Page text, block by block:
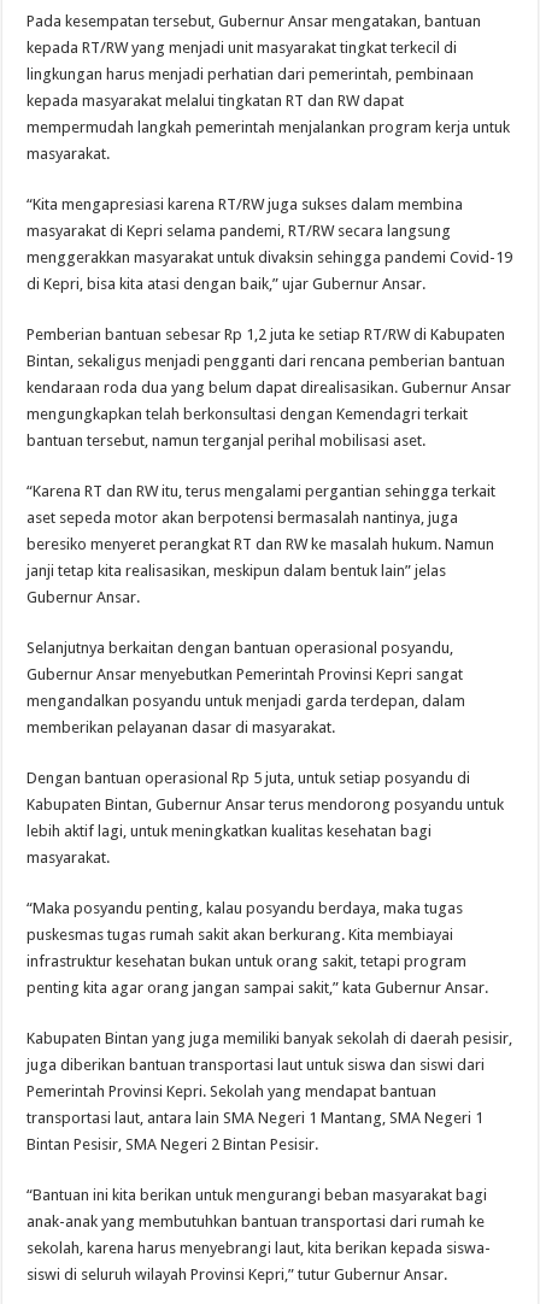
Pada kesempatan tersebut, Gubernur Ansar mengatakan, bantuan
kepada RT/RW yang menjadi unit masyarakat tingkat terkecil di
lingkungan harus menjadi perhatian dari pemerintah, pembinaan
kepada masyarakat melalui tingkatan RT dan RW dapat
mempermudah langkah pemerintah menjalankan program kerja untuk
masyarakat.
“Kita mengapresiasi karena RT/RW juga sukses dalam membina
masyarakat di Kepri selama pandemi, RT/RW secara langsung
menggerakkan masyarakat untuk divaksin sehingga pandemi Covid-19
di Kepri, bisa kita atasi dengan baik,” ujar Gubernur Ansar.
Pemberian bantuan sebesar Rp 1,2 juta ke setiap RT/RW di Kabupaten
Bintan, sekaligus menjadi pengganti dari rencana pemberian bantuan
kendaraan roda dua yang belum dapat direalisasikan. Gubernur Ansar
mengungkapkan telah berkonsultasi dengan Kemendagri terkait
bantuan tersebut, namun terganjal perihal mobilisasi aset.
“Karena RT dan RW itu, terus mengalami pergantian sehingga terkait
aset sepeda motor akan berpotensi bermasalah nantinya, juga
beresiko menyeret perangkat RT dan RW ke masalah hukum. Namun
janji tetap kita realisasikan, meskipun dalam bentuk lain” jelas
Gubernur Ansar.
Selanjutnya berkaitan dengan bantuan operasional posyandu,
Gubernur Ansar menyebutkan Pemerintah Provinsi Kepri sangat
mengandalkan posyandu untuk menjadi garda terdepan, dalam
memberikan pelayanan dasar di masyarakat.
Dengan bantuan operasional Rp 5 juta, untuk setiap posyandu di
Kabupaten Bintan, Gubernur Ansar terus mendorong posyandu untuk
lebih aktif lagi, untuk meningkatkan kualitas kesehatan bagi
masyarakat.
“Maka posyandu penting, kalau posyandu berdaya, maka tugas
puskesmas tugas rumah sakit akan berkurang. Kita membiayai
infrastruktur kesehatan bukan untuk orang sakit, tetapi program
penting kita agar orang jangan sampai sakit,” kata Gubernur Ansar.
Kabupaten Bintan yang juga memiliki banyak sekolah di daerah pesisir,
juga diberikan bantuan transportasi laut untuk siswa dan siswi dari
Pemerintah Provinsi Kepri. Sekolah yang mendapat bantuan
transportasi laut, antara lain SMA Negeri 1 Mantang, SMA Negeri 1
Bintan Pesisir, SMA Negeri 2 Bintan Pesisir.
“Bantuan ini kita berikan untuk mengurangi beban masyarakat bagi
anak-anak yang membutuhkan bantuan transportasi dari rumah ke
sekolah, karena harus menyebrangi laut, kita berikan kepada siswa-
siswi di seluruh wilayah Provinsi Kepri,” tutur Gubernur Ansar.